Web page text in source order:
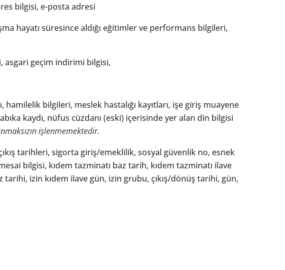
bilgisi, e-posta adresi
hayatı süresince aldığı eğitimler ve performans bilgileri,
asgari geçim indirimi bilgisi,
bilgileri, meslek hastalığı kayıtları, işe giriş muayene
kaydı, nüfus cüzdanı (eski) içerisinde yer alan din bilgisi
işlenmemektedir.
tarihleri, sigorta giriş/emeklilik, sosyal güvenlik no, esnek
bilgisi, kıdem tazminatı baz tarih, kıdem tazminatı ilave
tarihi, izin kıdem ilave gün, izin grubu, çıkış/dönüş tarihi, gün,